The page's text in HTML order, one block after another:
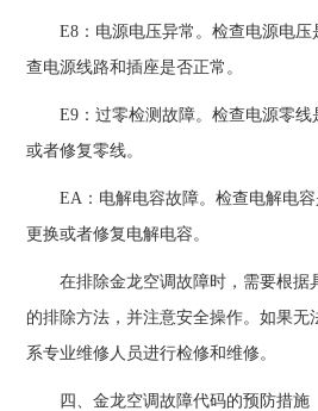
E8：电源电压异常。检查电源电压
查电源线路和插座是否正常。
E9：过零检测故障。检查电源零线
或者修复零线。
EA：电解电容故障。检查电解电容
更换或者修复电解电容。
在排除金龙空调故障时，需要根据
的排除方法，并注意安全操作。如果无
系专业维修人员进行检修和维修。
四、金龙空调故障代码的预防措施